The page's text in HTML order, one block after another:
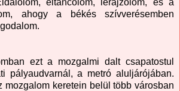
eltáncolom, lerajzolom, és a
ahogy a békés szívverésemben
ezt a mozgalmi dalt csapatostul
pályaudvarnál, a metró aluljárójában.
mozgalom keretein belül több városban